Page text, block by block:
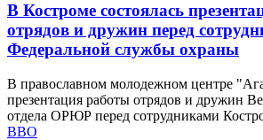
В Костроме состоялась
отрядов и дружин перед
Федеральной службы охраны
В православном молодежном центре
презентация работы отрядов и дружин
отдела ОРЮР перед сотрудниками
ВВО